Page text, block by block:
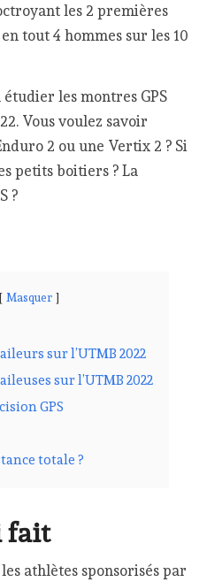
les 2 premières
tout 4 hommes sur les 10
les montres GPS
Vous voulez savoir
2 ou une Vertix 2 ? Si
petits boitiers ? La
?
Masquer
sur l’UTMB 2022
sur l’UTMB 2022
GPS
totale ?
fait
athlètes sponsorisés par